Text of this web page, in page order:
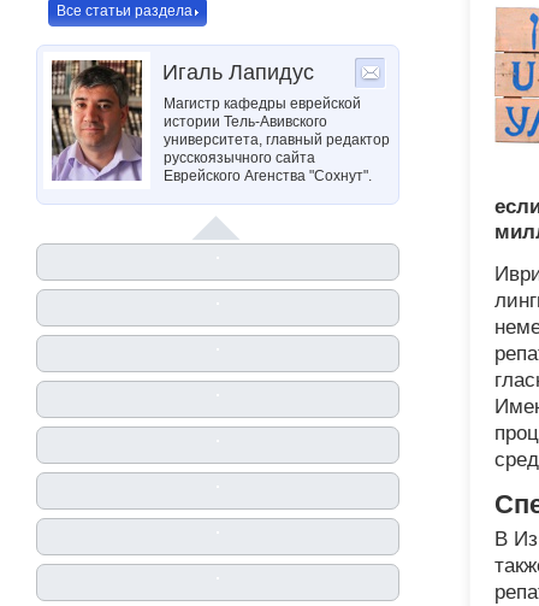
Все статьи раздела
Игаль Лапидус
Магистр кафедры еврейской
истории Тель-Авивского
университета, главный редактор
русскоязычного сайта
Еврейского Агенства "Сохнут".
В